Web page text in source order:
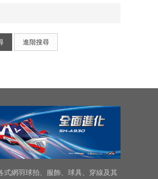
進階搜尋
式網羽球拍、服飾、球具、穿線及其